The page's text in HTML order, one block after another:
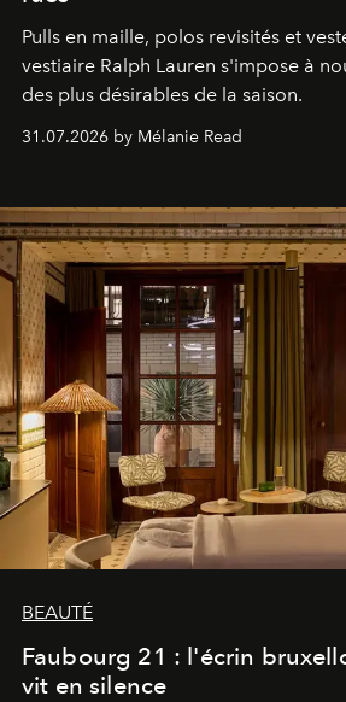
Pulls en maille, polos revisités et
vestiaire Ralph Lauren s'impose à
des plus désirables de la saison.
31.07.2026 by Mélanie Read
BEAUTÉ
Faubourg 21 : l'écrin
vit en silence